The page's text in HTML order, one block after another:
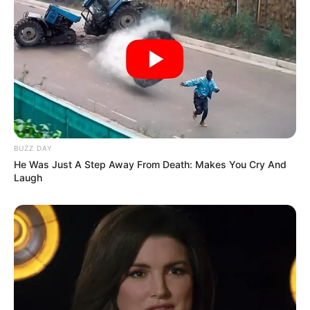
atraso com o qual costumam manifestar seu apoio os médicos que
passam por situações análogas.
Em alguns casos igualmente críticos
, a única coisa que os
médicos recebem das entidades que os representam, é um
ensurdecedor silêncio. Negligenciam a prerrogativa de se
posicionar em defesa do médico quando é necessário (por
conveniência) e depois de uma fatalidade se posicionam (por
BUZZ DAY
He Was Just A Step Away From Death: Makes You Cry And
Laugh